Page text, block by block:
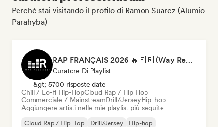
Perché stai visitando il profilo di Ramon Suarez (Alumio
Parahyba)
RAP FRANÇAIS 2026 🔥🇫🇷 (Way Records)
Curatore Di Playlist
&gt; 5700 risposte date
Chill / Lo-fi Hip-HopCloud Rap / Hip Hop
Commerciale / MainstreamDrill/JerseyHip-hop
Aggiungere artisti nelle mie playlist più seguite
Cloud Rap / Hip Hop Drill/Jersey
Hip-hop